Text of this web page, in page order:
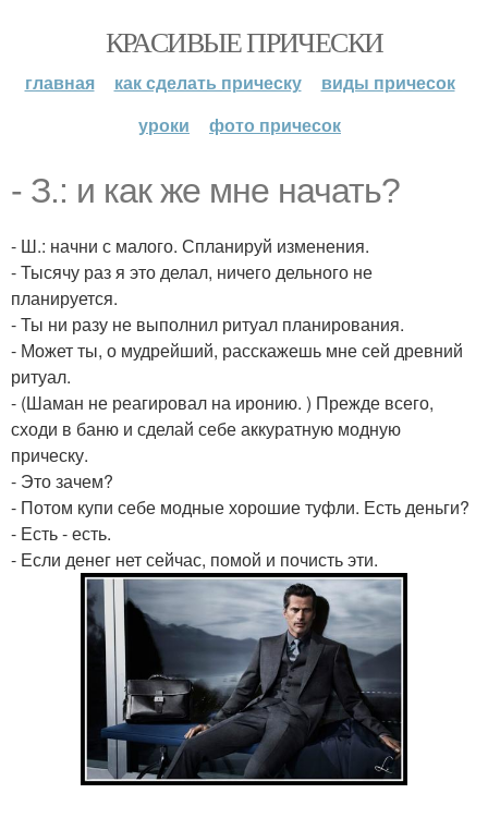
КРАСИВЫЕ ПРИЧЕСКИ
главная как сделать прическу
виды причесок
уроки
фото причесок
- З.: и как же мне начать?
- Ш.: начни с малого. Спланируй изменения.
- Тысячу раз я это делал, ничего дельного не
планируется.
- Ты ни разу не выполнил ритуал планирования.
- Может ты, о мудрейший, расскажешь мне сей древний
ритуал.
- (Шаман не реагировал на иронию. ) Прежде всего,
сходи в баню и сделай себе аккуратную модную
прическу.
- Это зачем?
- Потом купи себе модные хорошие туфли. Есть деньги?
- Есть - есть.
- Если денег нет сейчас, помой и почисть эти.